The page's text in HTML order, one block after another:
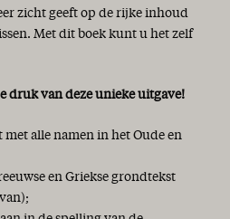
zicht geeft op de rijke inhoud
Met dit boek kunt u het zelf
druk van deze unieke uitgave!
met alle namen in het Oude en
en Griekse grondtekst